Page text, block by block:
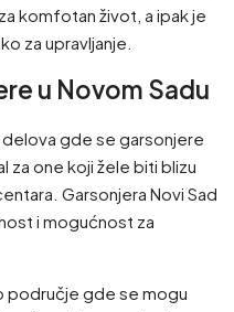
komfotan život, a ipak je
za upravljanje.
u Novom Sadu
delova gde se garsonjere
za one koji žele biti blizu
Garsonjera Novi Sad
i mogućnost za
područje gde se mogu